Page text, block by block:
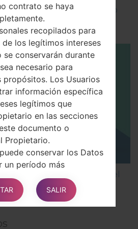
Oficial en el teléfono
LG mediante LG UP?
datos de fábrica a través del
en LG GB160?
contrato se haya
recopilados para
los legítimos intereses
se conservarán durante
necesario para
propósitos. Los Usuarios
información específica
legítimos que
en las secciones
documento o
Propietario.
conservar los Datos
un período más
que el Usuario haya
para dicho
mientras no se retire
estar obligado a
SALIR